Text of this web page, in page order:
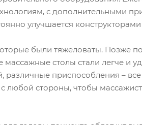
с дополнительными
улучшается
были тяжеловаты. Позже
столы стали легче и
приспособления –
любой стороны, чтобы